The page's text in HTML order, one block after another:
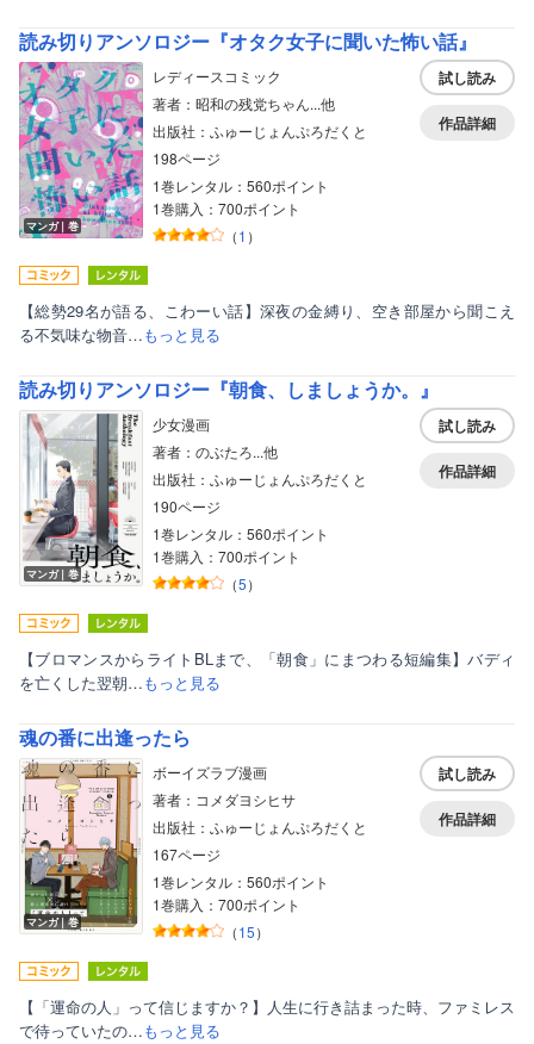
読み切りアンソロジー『オタク女子に聞いた怖い話』
マンガ｜巻
レディースコミック
著者：昭和の残党ちゃん...他
出版社：ふゅーじょんぷろだくと
198ページ
1巻レンタル：560ポイント
1巻購入：700ポイント
（1 ）
試し読み
作品詳細
【総勢29名が語る、こわーい話】深夜の金縛り、空き部屋から聞こえ
る不気味な物音…もっと見る
読み切りアンソロジー『朝食、しましょうか。』
マンガ｜巻
少女漫画
著者：のぶたろ...他
出版社：ふゅーじょんぷろだくと
190ページ
1巻レンタル：560ポイント
1巻購入：700ポイント
（5）
試し読み
作品詳細
【ブロマンスからライトBLまで、「朝食」にまつわる短編集】バディ
を亡くした翌朝…もっと見る
魂の番に出逢ったら
マンガ｜巻
ボーイズラブ漫画
著者：コメダヨシヒサ
出版社：ふゅーじょんぷろだくと
167ページ
1巻レンタル：560ポイント
1巻購入：700ポイント
（15）
試し読み
作品詳細
【「運命の人」って信じますか？】人生に行き詰まった時、ファミレス
で待っていたの…もっと見る